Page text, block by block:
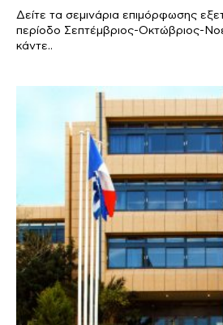
Δείτε τα σεμινάρια επιμόρφωσης
περίοδο Σεπτέμβριος-Οκτώβριος-
κάντε..